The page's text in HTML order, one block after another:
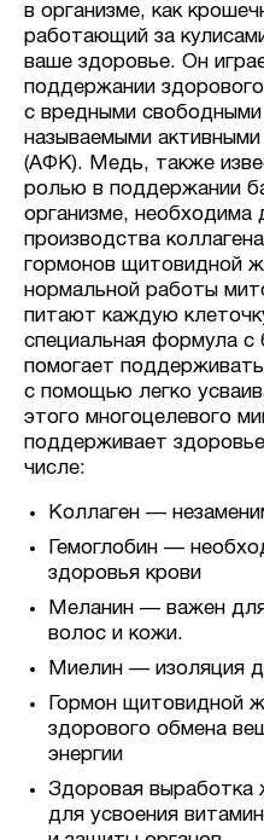
в организме, как
работающий за
ваше здоровье. Он
поддержании
с вредными свободными
называемыми
(АФК). Медь, также
ролью в поддержании
организме, необходима
производства
гормонов щитовидной
нормальной работы
питают каждую
специальная формула с
помогает
с помощью легко
этого многоцелевого
поддерживает
числе:
Коллаген —
Гемоглобин —
здоровья крови
Меланин — важен
волос и кожи.
Миелин — изоляция
Гормон щитовидной
здорового обмена
энергии
Здоровая выработка
для усвоения